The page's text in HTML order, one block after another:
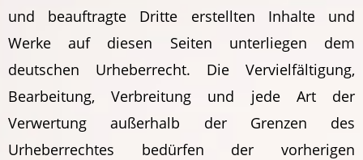
und beauftragte Dritte erstellten Inhalte und
Werke auf diesen Seiten unterliegen dem
deutschen Urheberrecht. Die Vervielfältigung,
Bearbeitung, Verbreitung und jede Art der
Verwertung außerhalb der Grenzen des
Urheberrechtes bedürfen der vorherigen